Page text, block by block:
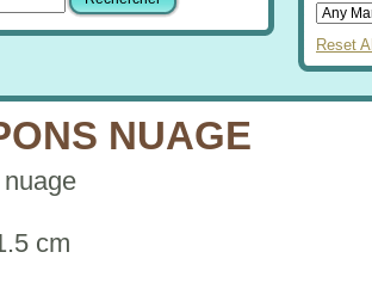
Reset
NUAGE
cm